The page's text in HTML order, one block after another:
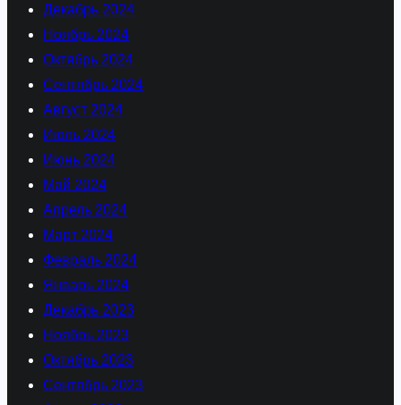
Декабрь 2024
Ноябрь 2024
Октябрь 2024
Сентябрь 2024
Август 2024
Июль 2024
Июнь 2024
Май 2024
Апрель 2024
Март 2024
Февраль 2024
Январь 2024
Декабрь 2023
Ноябрь 2023
Октябрь 2023
Сентябрь 2023